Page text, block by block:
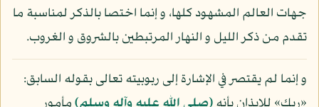
جهات العالم المشهود كلها، و إنما اختصا بالذكر لمناسبة ما
تقدم من ذكر الليل و النهار المرتبطين بالشروق و الغروب.
و إنما لم يقتصر في الإشارة إلى ربوبيته تعالى بقوله السابق: